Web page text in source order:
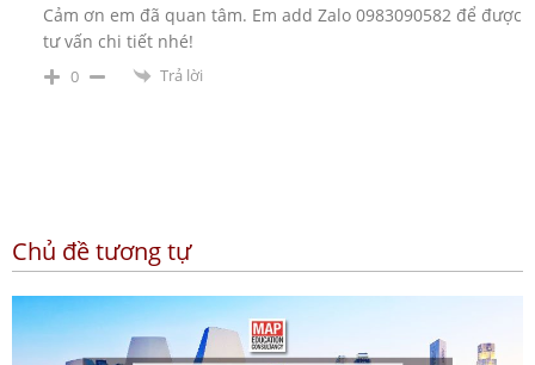
Cảm ơn em đã quan tâm. Em add Zalo 0983090582 để được
tư vấn chi tiết nhé!
0 Trả lời
Chủ đề tương tự